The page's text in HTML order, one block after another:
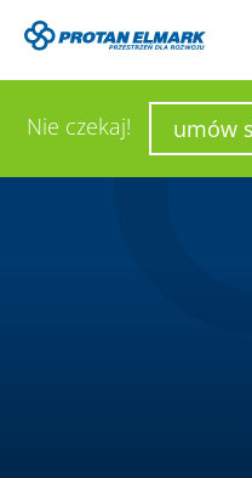
Nie czekaj! umów
WYŚLIJ ZAPYTANIE